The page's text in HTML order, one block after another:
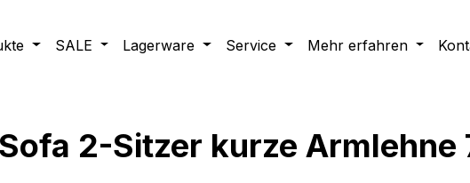
SALE Lagerware Service Mehr erfahren
2-Sitzer kurze Armlehne